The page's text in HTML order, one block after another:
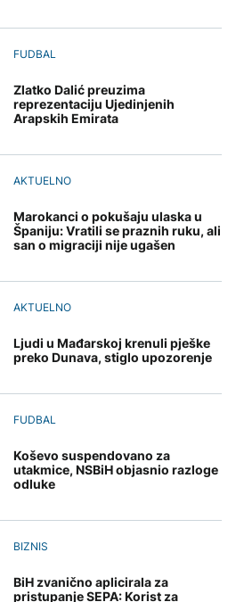
FUDBAL
Zlatko Dalić preuzima
reprezentaciju Ujedinjenih
Arapskih Emirata
AKTUELNO
Marokanci o pokušaju ulaska u
Španiju: Vratili se praznih ruku, ali
san o migraciji nije ugašen
AKTUELNO
Ljudi u Mađarskoj krenuli pješke
preko Dunava, stiglo upozorenje
FUDBAL
Koševo suspendovano za
utakmice, NSBiH objasnio razloge
odluke
BIZNIS
BiH zvanično aplicirala za
pristupanje SEPA: Korist za